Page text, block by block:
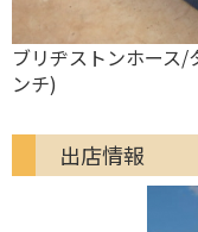
ISEKIアグリ/タービ
出店情報